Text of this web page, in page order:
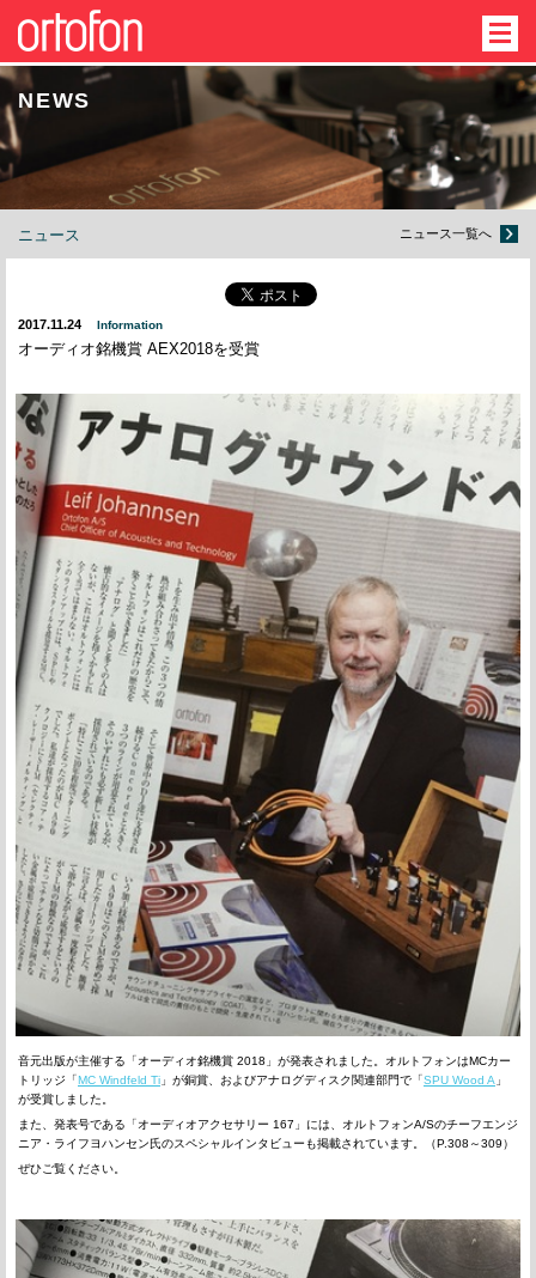
NEWS
ニュース ニュース一覧へ
2017.11.24 Information
オーディオ銘機賞 AEX2018を受賞
音元出版が主催する「オーディオ銘機賞 2018」が発表されました。オルトフォンはMCカー
トリッジ「MC Windfeld Ti 」が銅賞、およびアナログディスク関連部門で「SPU Wood A 」
が受賞しました。
また、発表号である「オーディオアクセサリー 167」には、オルトフォンA/Sのチーフエンジ
ニア・ライフヨハンセン氏のスペシャルインタビューも掲載されています。（P.308～309）
ぜひご覧ください。